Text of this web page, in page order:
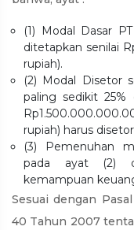
(1) Modal Dasar
ditetapkan senilai
rupiah).
(2) Modal Disetor
paling sedikit 25%
rupiah) harus
(3) Pemenuhan
pada ayat (2)
kemampuan
Sesuai dengan
40 Tahun 2007